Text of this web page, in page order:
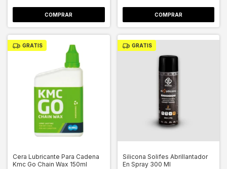
COMPRAR
GRATIS
Cera Lubricante Para Cadena
Kmc Go Chain Wax 150ml
GRATIS
Silicona Solifes Abrillantador
En Spray 300 Ml